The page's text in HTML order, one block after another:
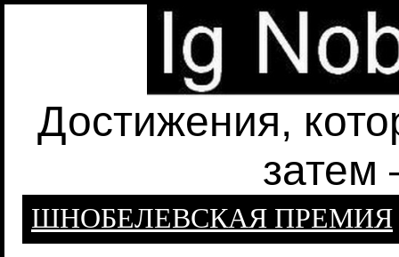
Достижения,
затем
ШНОБЕЛЕВСКАЯ ПРЕМИЯ